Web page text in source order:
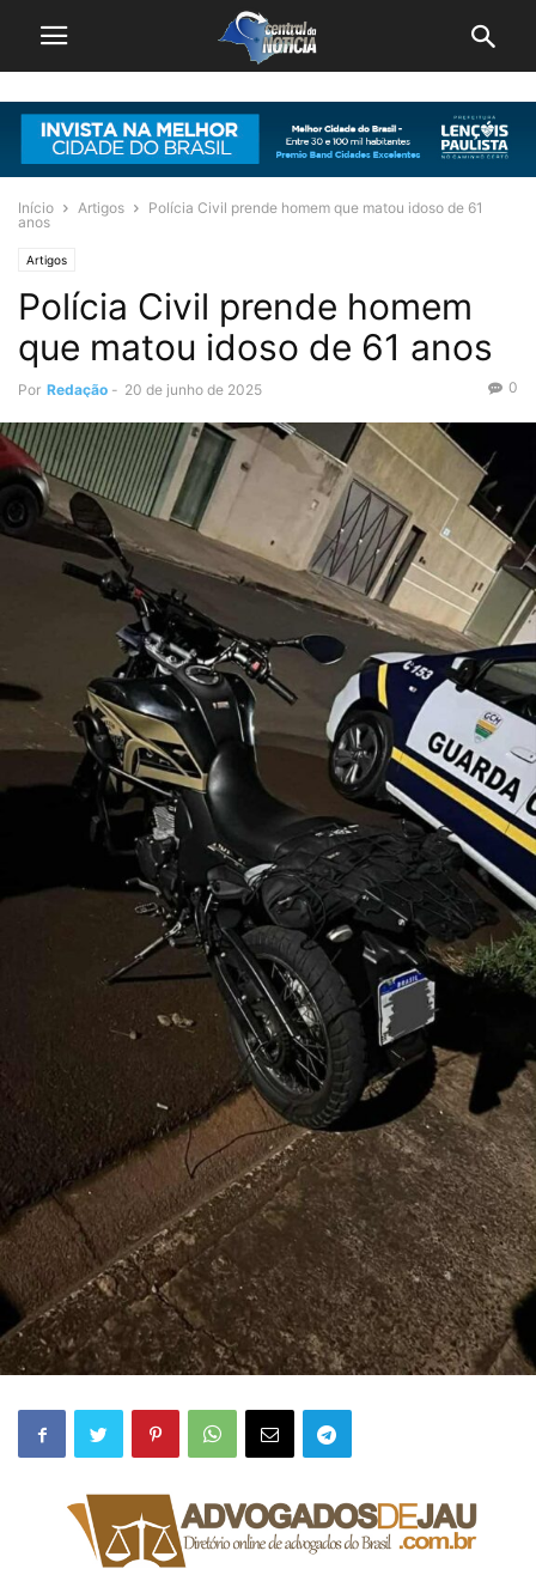
Início Artigos
Polícia Civil prende homem que matou idoso de 61
anos
Artigos
Polícia Civil prende homem
que matou idoso de 61 anos
Por Redação - 20 de junho de 2025 0